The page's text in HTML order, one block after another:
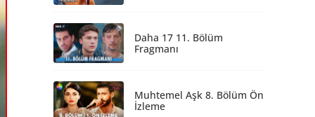
Daha 17 11. Bölüm
Fragmanı
Muhtemel Aşk 8. Bölüm Ön
İzleme